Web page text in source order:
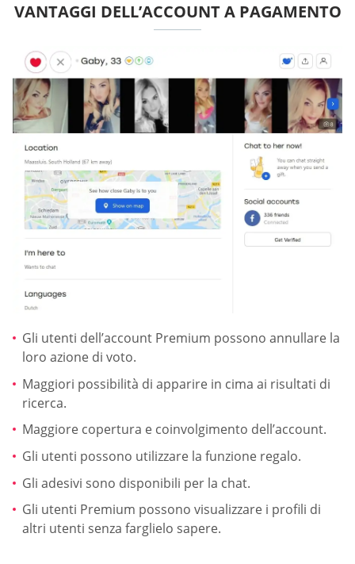
VANTAGGI DELL’ACCOUNT A PAGAMENTO
Gli utenti dell’account Premium possono annullare la
loro azione di voto.
Maggiori possibilità di apparire in cima ai risultati di
ricerca.
Maggiore copertura e coinvolgimento dell’account.
Gli utenti possono utilizzare la funzione regalo.
Gli adesivi sono disponibili per la chat.
Gli utenti Premium possono visualizzare i profili di
altri utenti senza farglielo sapere.